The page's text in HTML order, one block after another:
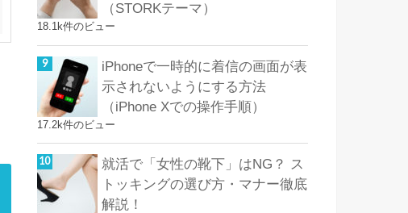
（STORKテーマ）
18.1k件のビュー
iPhoneで一時的に着信の画面が表
示されないようにする方法
（iPhone Xでの操作手順）
17.2k件のビュー
就活で「女性の靴下」はNG？ ス
トッキングの選び方・マナー徹底
解説！